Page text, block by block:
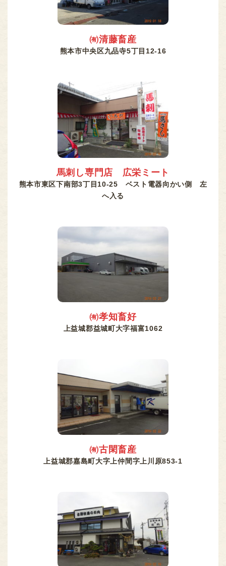
㈲清藤畜産
熊本市中央区九品寺5丁目12-16
馬刺し専門店 広栄ミート
熊本市東区下南部3丁目10-25 ベスト電器向かい側 左
へ入る
㈲孝知畜好
上益城郡益城町大字福富1062
㈲古閑畜産
上益城郡嘉島町大字上仲間字上川原853-1